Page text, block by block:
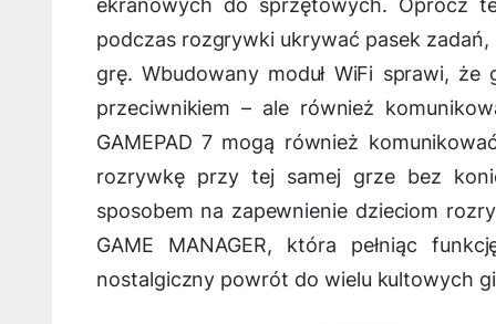
ekranowych do sprzętowych. Oprócz
podczas rozgrywki ukrywać pasek
grę. Wbudowany moduł WiFi sprawi,
przeciwnikiem – ale również
GAMEPAD 7 mogą również
rozrywkę przy tej samej grze bez
sposobem na zapewnienie dzieciom
GAME MANAGER, która pełniąc
nostalgiczny powrót do wielu kultowych